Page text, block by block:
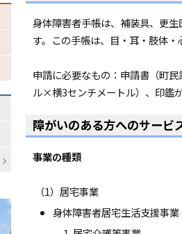
身体障害者手帳は、補装具、更
す。この手帳は、目・耳・肢体
申請に必要なもの：申請書（町
ル×横3センチメートル）、印鑑が
障がいのある方へのサービ
事業の種類
（1）居宅事業
身体障害者居宅生活支援事業